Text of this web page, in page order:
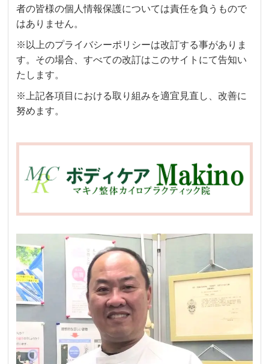
者の皆様の個人情報保護については責任を負うもので
はありません。
※以上のプライバシーポリシーは改訂する事がありま
す。その場合、すべての改訂はこのサイトにて告知い
たします。
※上記各項目における取り組みを適宜見直し、改善に
努めます。